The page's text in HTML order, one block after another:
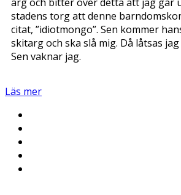
stadens torg att denne
citat, ”idiotmongo”. Sen kommer
skitarg och ska slå mig. Då låtsas
Sen vaknar jag.
Läs mer